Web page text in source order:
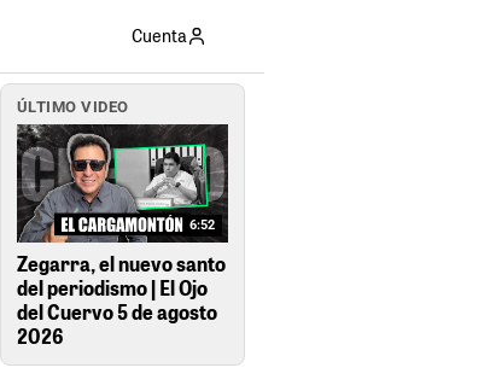
Cuenta
ÚLTIMO VIDEO
6:52
Zegarra, el nuevo santo
del periodismo | El Ojo
del Cuervo 5 de agosto
2026